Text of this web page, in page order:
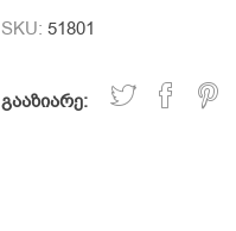
SKU: 51801
გააზიარე: